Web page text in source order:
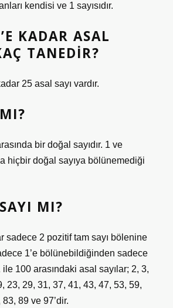
kendisi ve 1 sayısıdır.
KADAR ASAL
TANEDIR?
25 asal sayı vardır.
bir doğal sayıdır. 1 ve
hiçbir doğal sayıya bölünemediği
MI?
sadece 2 pozitif tam sayı bölenine
1’e bölünebildiğinden sadece
ile 100 arasındaki asal sayılar; 2, 3,
23, 29, 31, 37, 41, 43, 47, 53, 59,
89 ve 97’dir.